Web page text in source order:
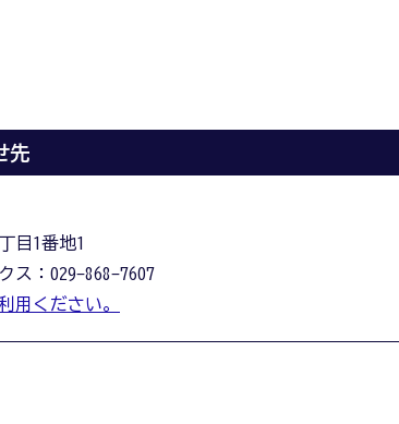
先
目1番地1
ス：029-868-7607
用ください。